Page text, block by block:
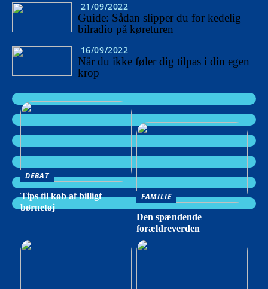
21/09/2022
Guide: Sådan slipper du for kedelig
bilradio på køreturen
16/09/2022
Når du ikke føler dig tilpas i din egen
krop
DEBAT
Tips til køb af billigt
børnetøj
FAMILIE
Den spændende
forældreverden